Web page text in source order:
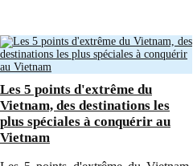
Les 5 points d'extrême du
Vietnam, des destinations les
plus spéciales à conquérir au
Vietnam